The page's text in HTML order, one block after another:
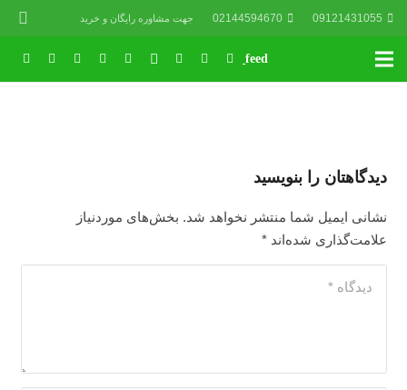
09121431055
02144594670 جهت مشاوره رایگان و خرید
دیدگاهتان را بنویسید
نشانی ایمیل شما منتشر نخواهد شد. بخش‌های موردنیاز
علامت‌گذاری شده‌اند*